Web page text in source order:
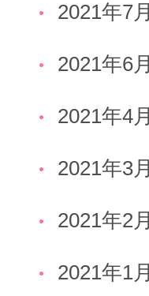
2021年7月
2021年6月
2021年4月
2021年3月
2021年2月
2021年1月